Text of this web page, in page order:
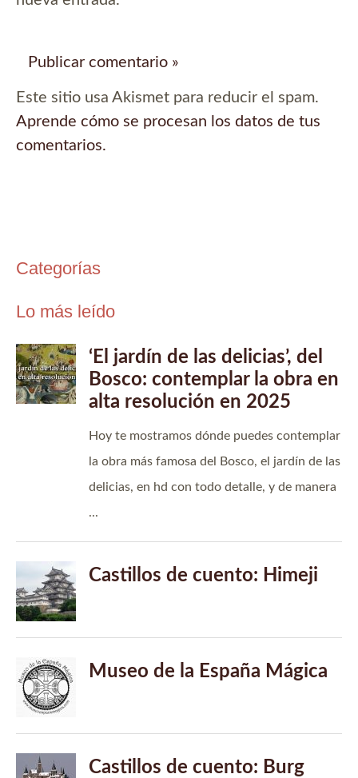
Este sitio usa Akismet para reducir el spam.
Aprende cómo se procesan los datos de tus
comentarios.
Categorías
Lo más leído